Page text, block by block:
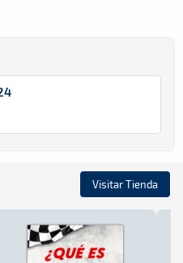
Visitar Tienda